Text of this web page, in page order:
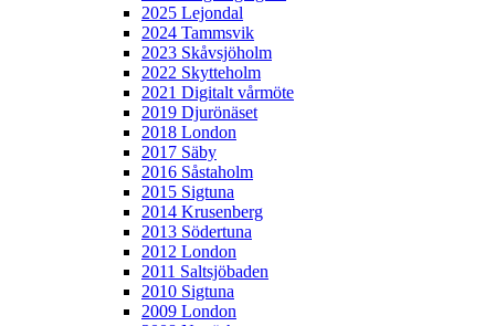
2025 Lejondal
2024 Tammsvik
2023 Skåvsjöholm
2022 Skytteholm
2021 Digitalt vårmöte
2019 Djurönäset
2018 London
2017 Säby
2016 Såstaholm
2015 Sigtuna
2014 Krusenberg
2013 Södertuna
2012 London
2011 Saltsjöbaden
2010 Sigtuna
2009 London